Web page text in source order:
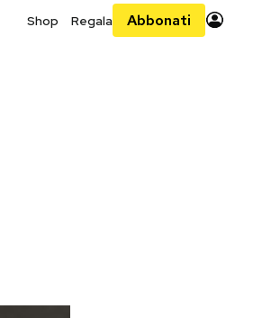
Shop Regala Abbonati